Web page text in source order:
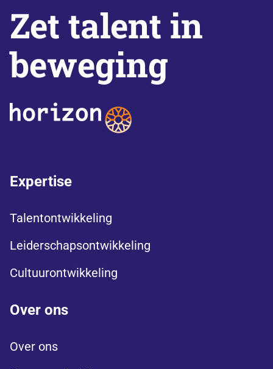
Zet talent in
beweging
Expertise
Talentontwikkeling
Leiderschapsontwikkeling
Cultuurontwikkeling
Over ons
Over ons